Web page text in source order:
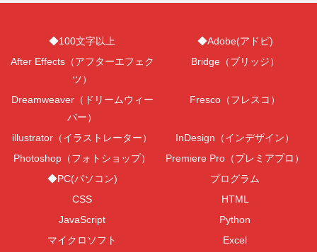
◆100文字以上
◆Adobe(アドビ)
After Effects（アフターエフェク
ツ）
Bridge（ブリッジ）
Dreamweaver（ドリームウィー
バー）
Fresco（フレスコ）
illustrator（イラストレーター）
InDesign（インデザイン）
Photoshop（フォトショップ）
Premiere Pro（プレミアプロ）
◆PC(パソコン)
プログラム
CSS
HTML
JavaScript
Python
マイクロソフト
Excel